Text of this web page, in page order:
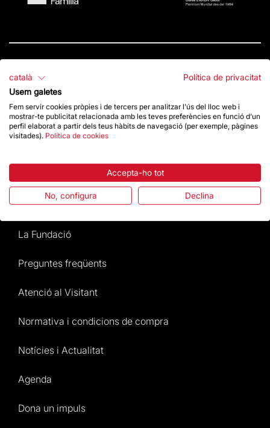
Dona un impuls
Botiga
Destacats
La Fundació
Preguntes freqüents
Atenció al Visitant
Normativa i condicions de compra
Notícies i Actualitat
Agenda
Dona un impuls
català
Política de privacitat
Usem galetes
Fem servir cookies pròpies i de tercers per analitzar l'ús del lloc web i
mostrar-te publicitat relacionada amb les teves preferències en funció d'un
perfil elaborat a partir dels teus hàbits de navegació (per exemple, pàgines
visitades). Política de cookies
Accepta-ho tot
No, configura Declina